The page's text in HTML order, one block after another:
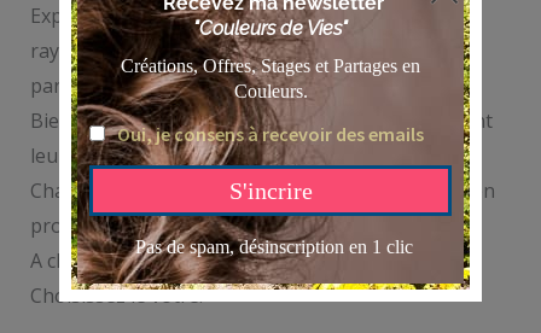
Expressifs de l’Artiste Peintre Anne Battoue
rayonnent et dégagent une énergie bien
particulière!
Bien plus qu’une « toile déco », ces toiles apportent
leurs histoires et leur énergie dans votre espace.
Chaque création est unique et saura vous parler en
profondeur.
A chacun son « Mandala »!
Choisissez le vôtre!